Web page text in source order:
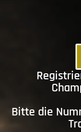
Bitte die